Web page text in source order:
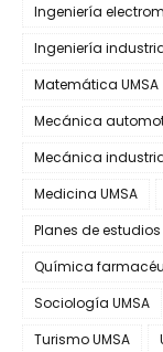
Ingeniería
Ingeniería
Matemática UMSA
Mecánica
Mecánica
Medicina UMSA
Planes de estudios
Química
Sociología UMSA
Turismo UMSA